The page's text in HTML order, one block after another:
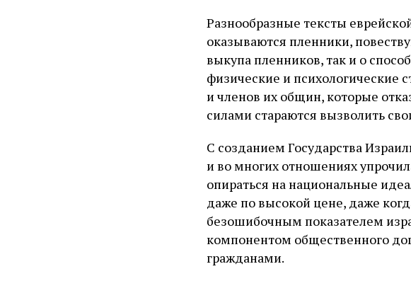
Разнообразные тексты
оказываются пленники,
выкупа пленников, так и о
физические и психологические
и членов их общин, которые
силами стараются вызволить
С созданием Государства
и во многих отношениях
опираться на национальные
даже по высокой цене, даже
безошибочным показателем
компонентом общественного
гражданами.